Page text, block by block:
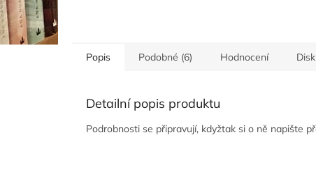
Popis Podobné (6) Hodnocení
Detailní popis produktu
Podrobnosti se připravují, kdyžtak si o ně napište